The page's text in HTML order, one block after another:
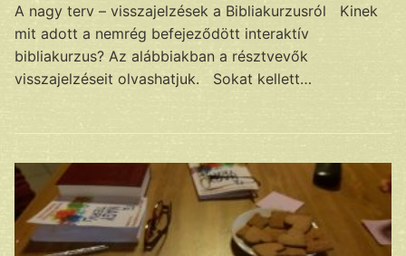
A nagy terv – visszajelzések a Bibliakurzusról Kinek
mit adott a nemrég befejeződött interaktív
bibliakurzus? Az alábbiakban a résztvevők
visszajelzéseit olvashatjuk. Sokat kellett…